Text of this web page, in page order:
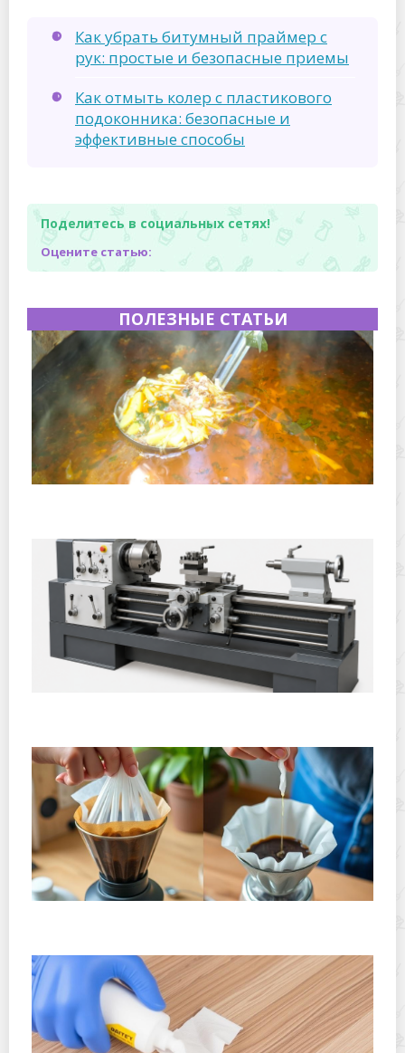
Как убрать битумный праймер с
рук: простые и безопасные приемы
Как отмыть колер с пластикового
подоконника: безопасные и
эффективные способы
Поделитесь в социальных сетях!
Оцените статью:
ПОЛЕЗНЫЕ СТАТЬИ